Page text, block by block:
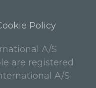
Policy
A/S
are registered
A/S